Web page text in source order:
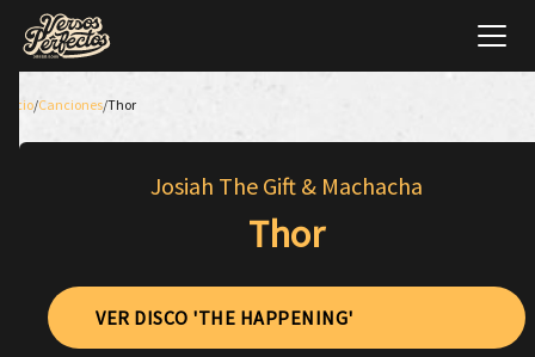
Inicio/Canciones/Thor
Josiah The Gift & Machacha
Thor
VER DISCO 'THE HAPPENING'